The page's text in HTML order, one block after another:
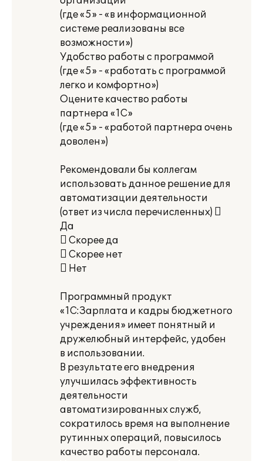
(где «5» - «в информационной
системе реализованы все
возможности»)
Удобство работы с программой
(где «5» - «работать с программой
легко и комфортно»)
Оцените качество работы
партнера «1С»
(где «5» - «работой партнера очень
доволен»)
Рекомендовали бы коллегам
использовать данное решение для
автоматизации деятельности
(ответ из числа перечисленных) 
Да
 Скорее да
 Скорее нет
 Нет
Программный продукт
«1С:Зарплата и кадры бюджетного
учреждения» имеет понятный и
дружелюбный интерфейс, удобен
в использовании.
В результате его внедрения
улучшилась эффективность
деятельности
автоматизированных служб,
сократилось время на выполнение
рутинных операций, повысилось
качество работы персонала.